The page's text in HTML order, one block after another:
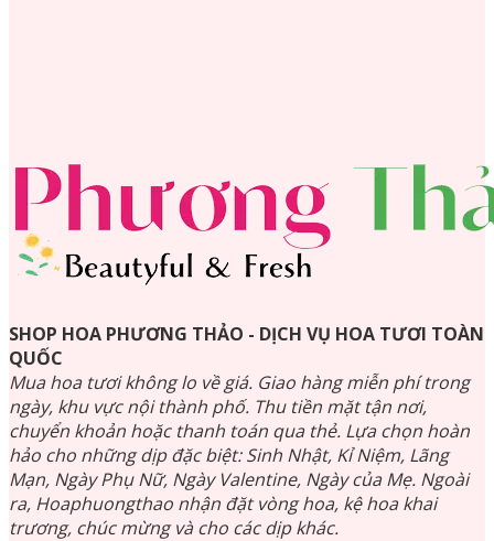
SHOP HOA PHƯƠNG THẢO - DỊCH VỤ HOA TƯƠI TOÀN
QUỐC
Mua hoa tươi không lo về giá. Giao hàng miễn phí trong
ngày, khu vực nội thành phố. Thu tiền mặt tận nơi,
chuyển khoản hoặc thanh toán qua thẻ. Lựa chọn hoàn
hảo cho những dịp đặc biệt: Sinh Nhật, Kỉ Niệm, Lãng
Mạn, Ngày Phụ Nữ, Ngày Valentine, Ngày của Mẹ. Ngoài
ra, Hoaphuongthao nhận đặt vòng hoa, kệ hoa khai
trương, chúc mừng và cho các dịp khác.